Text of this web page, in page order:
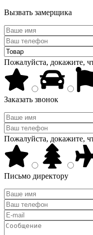
Вызвать замерщика
Пожалуйста, докажите,
Заказать звонок
Пожалуйста, докажите,
Письмо директору